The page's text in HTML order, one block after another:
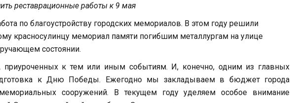
реставрационные работы к 9 мая
по благоустройству городских мемориалов. В этом году решили
красносулинцу мемориал памяти погибшим металлургам на улице
состоянии.
приуроченных к тем или иным событиям. И, конечно, одним из главных
к Дню Победы. Ежегодно мы закладываем в бюджет города
сооружений. В текущем году уделяем особое внимание